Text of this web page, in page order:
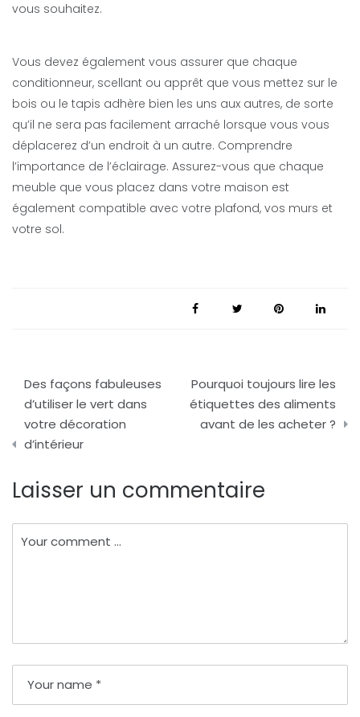
vous souhaitez.
Vous devez également vous assurer que chaque
conditionneur, scellant ou apprêt que vous mettez sur le
bois ou le tapis adhère bien les uns aux autres, de sorte
qu’il ne sera pas facilement arraché lorsque vous vous
déplacerez d’un endroit à un autre. Comprendre
l’importance de l’éclairage. Assurez-vous que chaque
meuble que vous placez dans votre maison est
également compatible avec votre plafond, vos murs et
votre sol.
Navigation
de
l’article
Des façons fabuleuses
d’utiliser le vert dans
votre décoration
d’intérieur
Pourquoi toujours lire les
étiquettes des aliments
avant de les acheter ?
Laisser un commentaire